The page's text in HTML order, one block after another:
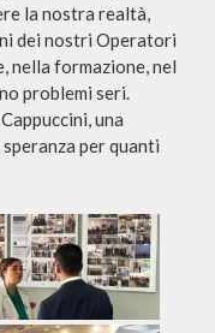
la nostra realtà,
dei nostri Operatori
nella formazione, nel
problemi seri.
una
per quanti